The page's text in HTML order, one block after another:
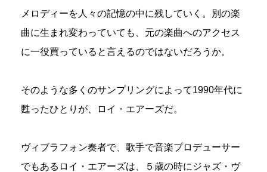
メロディーを人々の記憶の中に残していく。別の楽
曲に生まれ変わっていても、元の楽曲へのアクセス
に一役買っていると言えるのではないだろうか。
そのような多くのサンプリングによって1990年代に
甦ったひとりが、ロイ・エアーズだ。
ヴィブラフォン奏者で、歌手で音楽プロデューサー
でもあるロイ・エアーズは、５歳の時にジャズ・ヴ